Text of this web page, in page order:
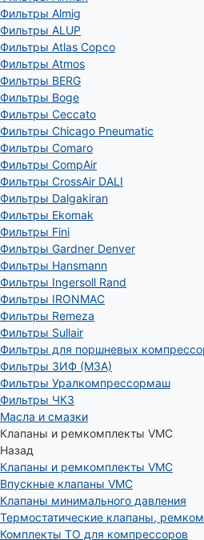
Фильтры Almig
Фильтры ALUP
Фильтры Atlas Copco
Фильтры Atmos
Фильтры BERG
Фильтры Boge
Фильтры Ceccato
Фильтры Chicago Pneumatic
Фильтры Comaro
Фильтры CompAir
Фильтры CrossAir DALI
Фильтры Dalgakiran
Фильтры Ekomak
Фильтры Fini
Фильтры Gardner Denver
Фильтры Hansmann
Фильтры Ingersoll Rand
Фильтры IRONMAC
Фильтры Remeza
Фильтры Sullair
Фильтры для поршневых
Фильтры ЗИФ (МЗА)
Фильтры Уралкомпрессормаш
Фильтры ЧКЗ
Масла и смазки
Клапаны и ремкомплекты VMC
Назад
Клапаны и ремкомплекты VMC
Впускные клапаны VMC
Клапаны минимального давления
Термостатические клапаны,
Комплекты ТО для компрессоров